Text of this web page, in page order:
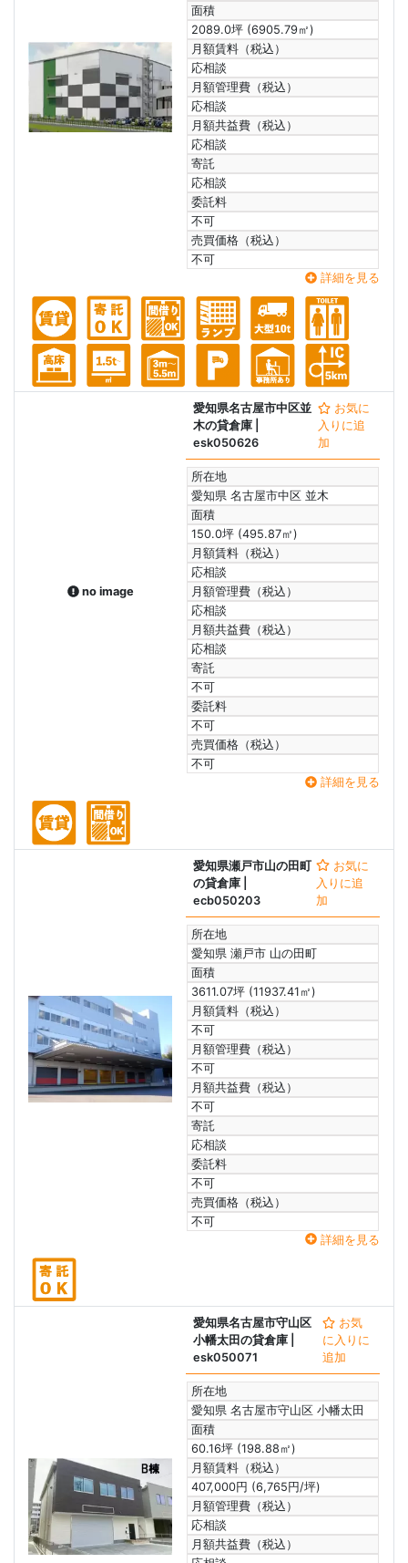
面積
2089.0坪 (6905.79㎡)
月額賃料（税込）
応相談
月額管理費（税込）
応相談
月額共益費（税込）
応相談
寄託
応相談
委託料
不可
売買価格（税込）
不可
詳細を見る
no image
愛知県名古屋市中区並
木の貸倉庫
esk050626
お気に
入りに追
加
所在地
愛知県 名古屋市中区 並木
面積
150.0坪 (495.87㎡)
月額賃料（税込）
応相談
月額管理費（税込）
応相談
月額共益費（税込）
応相談
寄託
不可
委託料
不可
売買価格（税込）
不可
詳細を見る
愛知県瀬戸市山の田町
の貸倉庫
ecb050203
お気に
入りに追
加
所在地
愛知県 瀬戸市 山の田町
面積
3611.07坪 (11937.41㎡)
月額賃料（税込）
不可
月額管理費（税込）
不可
月額共益費（税込）
不可
寄託
応相談
委託料
不可
売買価格（税込）
不可
詳細を見る
愛知県名古屋市守山区
小幡太田の貸倉庫
esk050071
お気
に入りに
追加
所在地
愛知県 名古屋市守山区 小幡太田
面積
60.16坪 (198.88㎡)
月額賃料（税込）
407,000円 (6,765円/坪)
月額管理費（税込）
応相談
月額共益費（税込）